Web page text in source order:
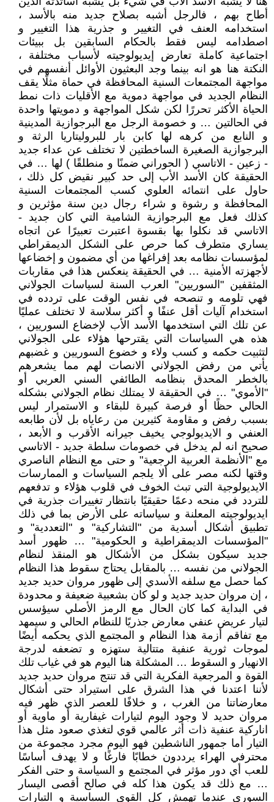
أطاح بهم ، فالرجل أشبه بصلاح جديد منه بالأسد ،
استخدامه العنف في التغيير و جذرية هذا التغيير و
اصطدامه ليس فقط بالحكام السابقين بل ببيئات
اجتماعية كاملة تعارض إيديولوجيته لأسباب مختلفة ،
النكتة هنا هو انه بينما وجد البعثيون الأوائل أنفسهم في
مواجهة المجتمعات السنية المحافظة في حماة مثلًا يقف
النظام الجديد في مواجهة دموية مع الأقليات ذات نمط
الحياة الأكثر تحررًا لكن شكل المواجهة و دمويتها واحدة
في الحالتين … و خصومة الرجل مع البرجوازية المدينية
و النابع من كرهه لها كابن بار للبروليتاريا الرثة و
البرجوازية الصغيرة الساخطتين لا تختلف عن عداء جديد
- زعين - الاتاسي ( الحوراني ضمنًا و منطلقًا ) لها … في
الحقيقة كان الأسد الأب إلى حد كبير نقيض كل ذلك ،
حاول على انتمائه العلوي كسب المجتمعات السنية
المحافظة و رشوة و شراء رجال دين سنة مؤثرين و
كذلك فعل مع البرجوازية الشامية التي كان جديد -
الاتاسي قد نكلوا بها بقسوة اعتبرت تعبيرًا عن اتجاه
يساري متطرف كما حرص على الشكل الديمقراطي
لمؤسسات نظامه بعد إفراغها من أي مضمون و إخضاعها
لأجهزته الأمنية … في الحقيقة ينعكس هذا في مقاربات
المثقفين "السوريين" العرب السنة لسياسات الجولاني
فهي تلومه و تنصحه في نفس الوقت على تردده في
استخدام آليات أقل عنفًا و أكثر سلاسة لا تختلف عمليًا
عن تلك التي استخدمها الأسد الأب لإخضاع السوريين ،
هذه هي السياسات التي يقترحها هؤلاء على الجولاني
لتثبيت حكمه و كسب ولاء و خضوع السوريين و غضبهم
يأتي من رفض الجولاني الانصات لهم مما يشعرهم
بالخطر المحدق بنظامه الطائفي السني العربي أو
"الأموي" … في الحقيقة لا يمتلك نظام الجولاني بشكله
الحالي حظًا أو فرصة كبيرة للبقاء و الاستمرار ليس
بسبب رفض و مقاومة كثيرين من رعاياه بل لأن طابعه
العنفي و الايديولوجي يخيف جيرانه الأقرب و الأبعد ،
صحيح انه لم يدخل في خصومات سلطة جديد - الاتاسي
مع "الأنظمة العربية الرجعية" و حتى مع النظام الناصري
وقتها لكنه مصر على ألا يلجم السياسات و الممارسات
الايديولوجية التي تبث الخوف في قلوب هؤلاء و تدفعهم
للتردد في منحه دعمًا حقيقيًا بانتظار تغييرات جذرية في
ايديولوجيته المعلنة و سياساته على الأرض بما في ذلك
تطبيق أشكال أسدية من "التشاركية" و "التعددية" و
"المؤسسات الديمقراطية و الحكومية" … ظهور أسد
جديد سيكون بشكل من الأشكال هو المنقذ لنظام
الجولاني من نفسه … بالمقابل يحتاج سقوط هذا النظام
كما حصل مع سلفه الأسدي إلى ظهور مروان حديد جديد
، إن مروان حديد جديد و لو كان بشعبية ضعيفة و محدودة
في البداية كما كان الحال مع الرمز الأصلي سيؤسس
لتيار عريض عنفي معارض جذريًا للنظام الحالي و سيمهد
مع تفاقم أزمة هذا النظام و المجتمع الذي يحكمه أيضًا
لموجات ثورية عنفية متتالية ستهزه و تضعفه لدرجة
الانهيار و السقوط … المشكلة هنا اليوم هو في غياب تلك
القوة و المرجعية الفكرية التي قد تنتج مروان حديد جديد
لأننا اعتدنا في هذا الشرق على استيراد حتى أشكال
معارضاتنا من الغرب ، و خلافًا للعصر الذي ظهر فيه
مروان حديد لا وجود اليوم لتيارات غيفارية أو ماوية أو
اناركية عنفية ذات أثر عالمي قوي لتغذي صعود مثل هذا
التيار أما جمهور الناشطين فهو اليوم مجرد مجموعة من
محترفي الهراء يرددون خطابًا فارغًا و لا يهدف أساسًا
للعب أي دور مؤثر في المجتمع و السياسة و حتى الفكر
… مع ذلك قد يكون هذا كله في صالح أقصى اليسار
السوري عندما تهمش كل القوى السياسية و التيارات